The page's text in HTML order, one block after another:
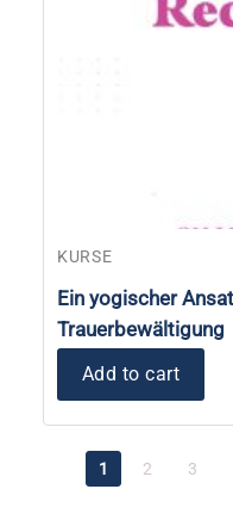
KURSE
Ein yogischer
Trauerbewältigung
Add to cart
1 2 3